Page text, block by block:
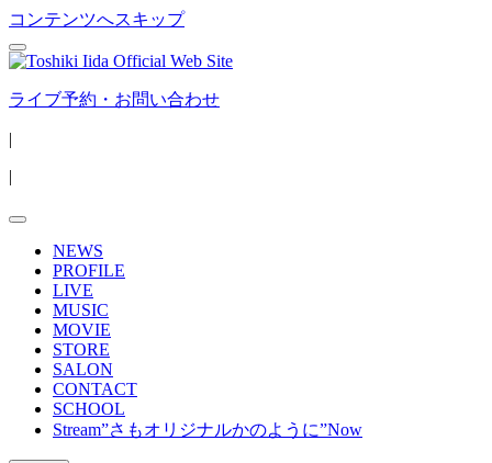
コンテンツへスキップ
ライブ予約・お問い合わせ
|
|
NEWS
PROFILE
LIVE
MUSIC
MOVIE
STORE
SALON
CONTACT
SCHOOL
Stream”さもオリジナルかのように”Now